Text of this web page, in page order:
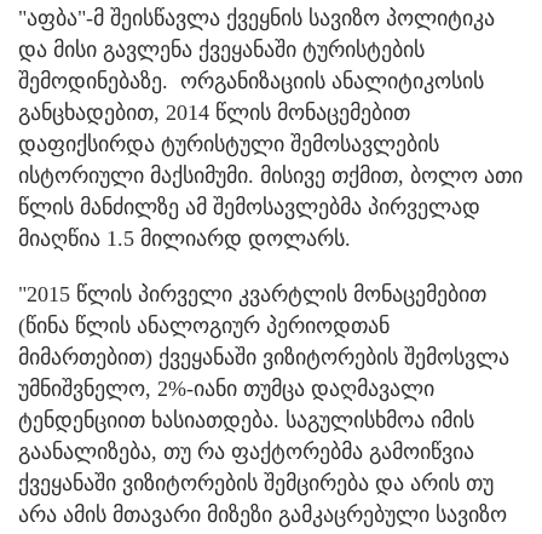
"აფბა"-მ შეისწავლა ქვეყნის სავიზო პოლიტიკა
და მისი გავლენა ქვეყანაში ტურისტების
შემოდინებაზე. ორგანიზაციის ანალიტიკოსის
განცხადებით, 2014 წლის მონაცემებით
დაფიქსირდა ტურისტული შემოსავლების
ისტორიული მაქსიმუმი. მისივე თქმით, ბოლო ათი
წლის მანძილზე ამ შემოსავლებმა პირველად
მიაღწია 1.5 მილიარდ დოლარს.
"2015 წლის პირველი კვარტლის მონაცემებით
(წინა წლის ანალოგიურ პერიოდთან
მიმართებით) ქვეყანაში ვიზიტორების შემოსვლა
უმნიშვნელო, 2%-იანი თუმცა დაღმავალი
ტენდენციით ხასიათდება. საგულისხმოა იმის
გაანალიზება, თუ რა ფაქტორებმა გამოიწვია
ქვეყანაში ვიზიტორების შემცირება და არის თუ
არა ამის მთავარი მიზეზი გამკაცრებული სავიზო